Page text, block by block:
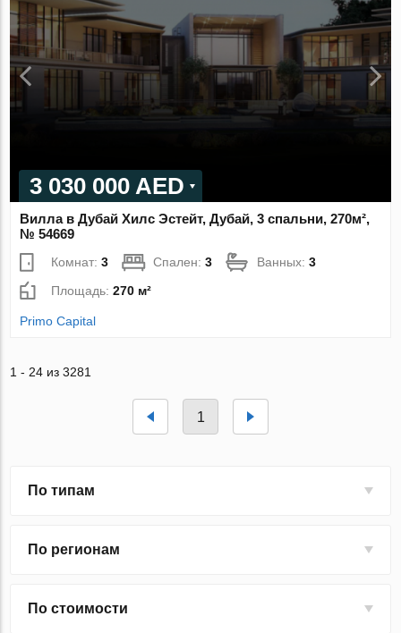
3 030 000 AED
Вилла в Дубай Хилс Эстейт, Дубай, 3 спальни, 270м²,
№ 54669
Комнат:3 Спален:3 Ванных:3
Площадь:270 м²
Primo Capital
1 - 24 из 3281
1
По типам
По регионам
По стоимости